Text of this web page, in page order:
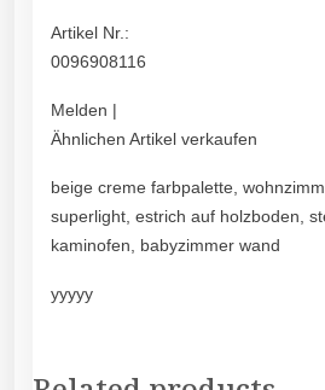
Artikel Nr.:
0096908116
Melden |
Ähnlichen Artikel verkaufen
beige creme farbpalette,
superlight, estrich auf holzboden,
kaminofen, babyzimmer wand
yyyyy